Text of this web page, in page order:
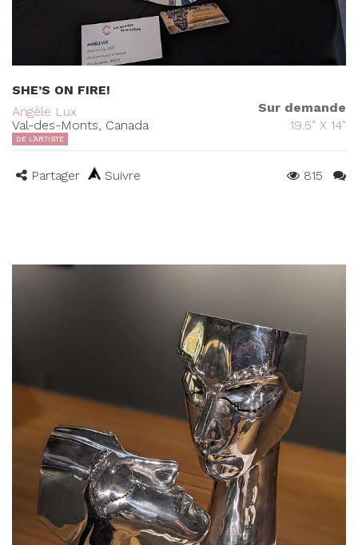
SHE’S ON FIRE!
Angèle Lux
Val-des-Monts, Canada
Sur demande
19.5" X 14"
DE L'ARTISTE
Partager Suivre 815